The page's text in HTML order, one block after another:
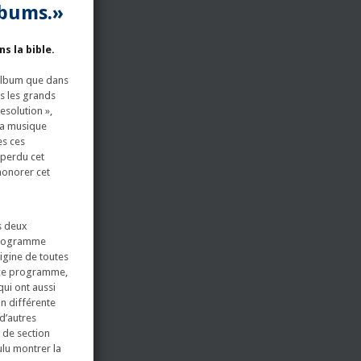
la bible.
que dans
les grands
»,
musique
ces
cet
cet
deux
de toutes
programme,
ont aussi
différente
de section
montrer la